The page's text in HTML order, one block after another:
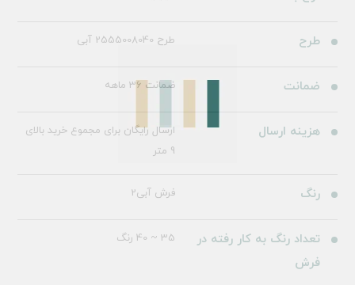
طرح طرح 2555008040 آبی
ضمانت ضمانت 36 ماهه
هزینه ارسال
ارسال رایگان برای مجموع خرید بالای
9 متر
رنگ فرش آبی2
تعداد رنگ به کار رفته در
فرش
35 ~ 40 رنگ